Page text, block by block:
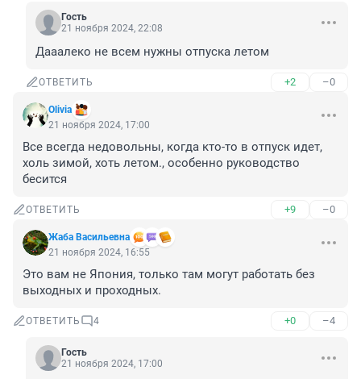
Гость
21 ноября 2024, 22:08
Дааалеко не всем нужны отпуска летом
ОТВЕТИТЬ +2 –0
Olivia
21 ноября 2024, 17:00
Все всегда недовольны, когда кто-то в отпуск идет,
холь зимой, хоть летом., особенно руководство
бесится
ОТВЕТИТЬ +9 –0
Жаба Васильевна
21 ноября 2024, 16:55
Это вам не Япония, только там могут работать без
выходных и проходных.
ОТВЕТИТЬ 4 +0 –4
Гость
21 ноября 2024, 17:00